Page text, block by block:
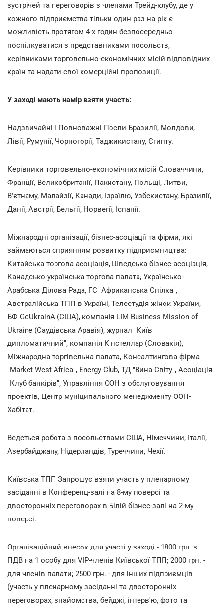
зустрічей та переговорів з членами Трейд-клубу, де у
кожного підприємства тільки один раз на рік є
можливість протягом 4-х годин безпосередньо
поспілкуватися з представниками посольств,
керівниками торговельно-економічних місій відповідних
країн та надати свої комерційні пропозиції.
У заході мають намір взяти участь:
Надзвичайні і Повноважні Посли Бразилії, Молдови,
Лівії, Румунії, Чорногорії, Таджикистану, Єгипту.
Керівники торговельно-економічних місій Словаччини,
Франції, Великобританії, Пакистану, Польщі, Литви,
В'єтнаму, Малайзії, Канади, Ізраїлю, Узбекистану, Бразилії,
Данії, Австрії, Бельгії, Норвегії, Іспанії.
Міжнародні організації, бізнес-асоціації та фірми, які
займаються сприянням розвитку підприємництва:
Китайська торгова асоціація, Шведська бізнес-асоціація,
Канадсько-українська торгова палата, Українсько-
Арабська Ділова Рада, ГС "Африканська Спілка",
Австралійська ТПП в Україні, Телестудія жінок України,
БФ GoUkrainA (США), компанія LIM Business Mission of
Ukraine (Саудівська Аравія), журнал "Київ
дипломатичний", компанія Кінстеллар (Словакія),
Міжнародна торгівельна палата, Консалтингова фірма
"Market West Africa", Energy Club, ТД "Вина Світу", Асоціація
"Клуб банкірів", Управління ООН з обслуговування
проектів, Центр муніципального менеджменту ООН-
Хабітат.
Ведеться робота з посольствами США, Німеччини, Італії,
Азербайджану, Нідерландів, Туреччини, Чехії.
Київська ТПП Запрошує взяти участь у пленарному
засіданні в Конференц-залі на 8-му поверсі та
двосторонніх переговорах в Білій бізнес-залі на 2-му
поверсі.
Організаційний внесок для участі у заході - 1800 грн. з
ПДВ на 1 особу для VIP-членів Київської ТПП; 2000 грн. -
для членів палати; 2500 грн. - для інших підприємців
(участь у пленарному засіданні та двосторонніх
переговорах, знайомства, бейджі, інтерв'ю, фото та